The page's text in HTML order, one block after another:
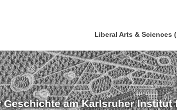
Liberal Arts & Sciences
Geschichte am Karlsruher Institut